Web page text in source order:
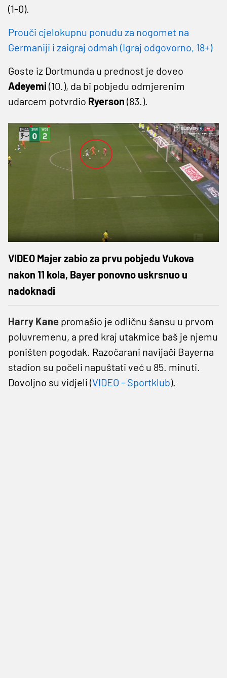
(1-0).
Prouči cjelokupnu ponudu za nogomet na
Germaniji i zaigraj odmah (Igraj odgovorno, 18+)
Goste iz Dortmunda u prednost je doveo
Adeyemi (10.), da bi pobjedu odmjerenim
udarcem potvrdio Ryerson (83.).
VIDEO Majer zabio za prvu pobjedu Vukova
nakon 11 kola, Bayer ponovno uskrsnuo u
nadoknadi
Harry Kane promašio je odličnu šansu u prvom
poluvremenu, a pred kraj utakmice baš je njemu
poništen pogodak. Razočarani navijači Bayerna
stadion su počeli napuštati već u 85. minuti.
Dovoljno su vidjeli (VIDEO - Sportklub).